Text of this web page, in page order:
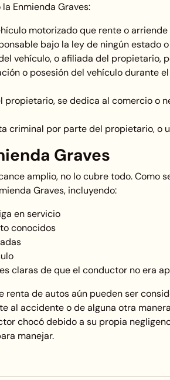
Enmienda Graves:
motorizado que rente o arriende
bajo la ley de ningún estado
vehículo, o afiliada del propietario,
o posesión del vehículo durante
propietario, se dedica al comercio o
criminal por parte del propietario, o
Graves
amplio, no lo cubre todo. Como
Graves, incluyendo:
en servicio
conocidos
claras de que el conductor no era
renta de autos aún pueden ser
al accidente o de alguna otra
chocó debido a su propia
manejar.